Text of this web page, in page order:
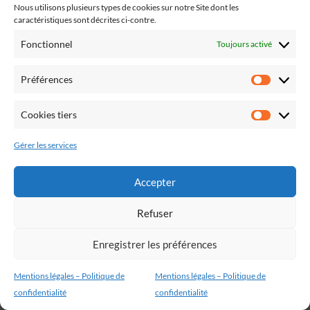
Nous utilisons plusieurs types de cookies sur notre Site dont les
caractéristiques sont décrites ci-contre.
Fonctionnel Toujours activé
Préférences
Cookies tiers
Gérer les services
Accepter
Refuser
Enregistrer les préférences
Mentions légales – Politique de
confidentialité
Mentions légales – Politique de
confidentialité
premier atelier. À bientôt!